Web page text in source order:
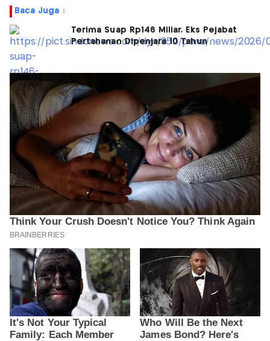
Baca Juga :
Terima Suap Rp146 Miliar, Eks Pejabat
Pertahanan Dipenjara 10 Tahun